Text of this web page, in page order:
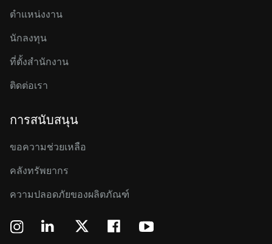
ตำแหน่งงาน
นักลงทุน
ที่ตั้งสำนักงาน
ติดต่อเรา
การสนับสนุน
ขอความช่วยเหลือ
คลังทรัพยากร
ความปลอดภัยของผลิตภัณฑ์